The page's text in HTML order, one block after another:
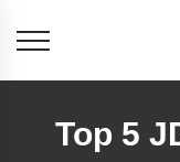
Top 5